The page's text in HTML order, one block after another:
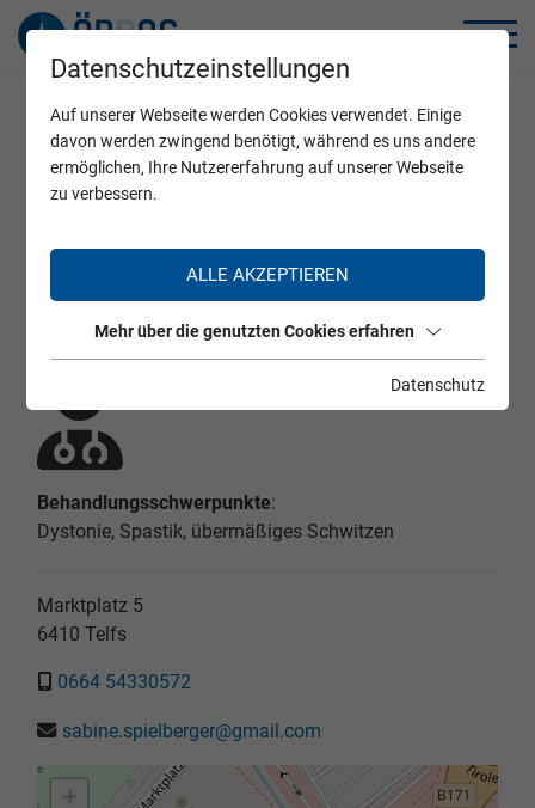
Home Zertifizierte Ärzte
Dr. Sabine Spielberger
Behandlungsschwerpunkte:
Dystonie, Spastik, übermäßiges Schwitzen
Marktplatz 5
6410 Telfs
0664 54330572
sabine.spielberger@gmail.com
Datenschutzeinstellungen
Auf unserer Webseite werden Cookies verwendet. Einige
davon werden zwingend benötigt, während es uns andere
ermöglichen, Ihre Nutzererfahrung auf unserer Webseite
zu verbessern.
ALLE AKZEPTIEREN
Mehr über die genutzten Cookies erfahren
Datenschutz